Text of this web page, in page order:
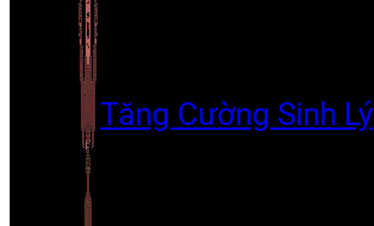
Tăng Cường Sinh Lý